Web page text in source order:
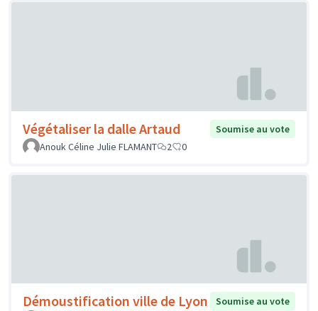
Végétaliser la dalle Artaud
Soumise au vote
Anouk Céline Julie FLAMANT
2 0
Démoustification ville de Lyon Soumise au vote